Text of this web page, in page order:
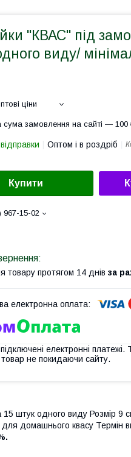
"КВАС" під
виду/
ціни
сума замовлення на сайті — 100
Оптом і в роздріб
Купити
967-15-02
товару протягом 14 днів за
підключені електронні
не покидаючи сайту.
штук одного виду Розмір 9
домашнього квасу Термін